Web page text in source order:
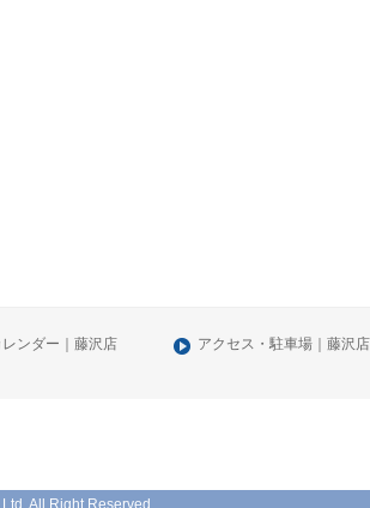
ンダー｜藤沢店 アクセス・駐車場｜藤沢店
All Right Reserved.